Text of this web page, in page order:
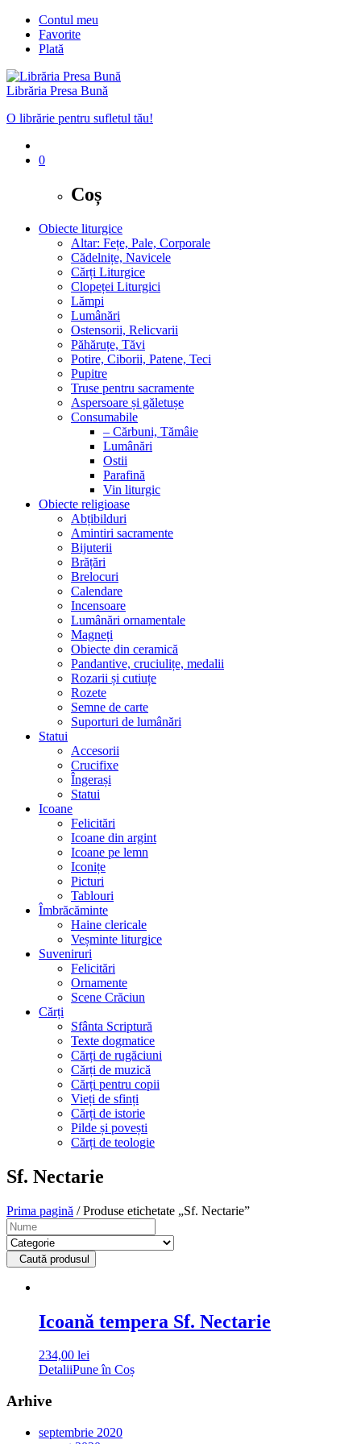
Contul meu
Favorite
Plată
Librăria Presa Bună
O librărie pentru sufletul tău!
0
Coș
Obiecte liturgice
Altar: Fețe, Pale, Corporale
Cădelnițe, Navicele
Cărți Liturgice
Clopeței Liturgici
Lămpi
Lumânări
Ostensorii, Relicvarii
Păhăruțe, Tăvi
Potire, Ciborii, Patene, Teci
Pupitre
Truse pentru sacramente
Aspersoare și găletușe
Consumabile
– Cărbuni, Tămâie
Lumânări
Ostii
Parafină
Vin liturgic
Obiecte religioase
Abțibilduri
Amintiri sacramente
Bijuterii
Brățări
Brelocuri
Calendare
Incensoare
Lumânări ornamentale
Magneți
Obiecte din ceramică
Pandantive, cruciulițe, medalii
Rozarii și cutiuțe
Rozete
Semne de carte
Suporturi de lumânări
Statui
Accesorii
Crucifixe
Îngerași
Statui
Icoane
Felicitări
Icoane din argint
Icoane pe lemn
Iconițe
Picturi
Tablouri
Îmbrăcăminte
Haine clericale
Veșminte liturgice
Suveniruri
Felicitări
Ornamente
Scene Crăciun
Cărți
Sfânta Scriptură
Texte dogmatice
Cărți de rugăciuni
Cărți de muzică
Cărți pentru copii
Vieți de sfinți
Cărți de istorie
Pilde și povești
Cărți de teologie
Sf. Nectarie
Prima pagină / Produse etichetate „Sf. Nectarie”
Caută produsul
Icoană tempera Sf. Nectarie
234,00 lei
DetaliiPune în Coș
Arhive
septembrie 2020